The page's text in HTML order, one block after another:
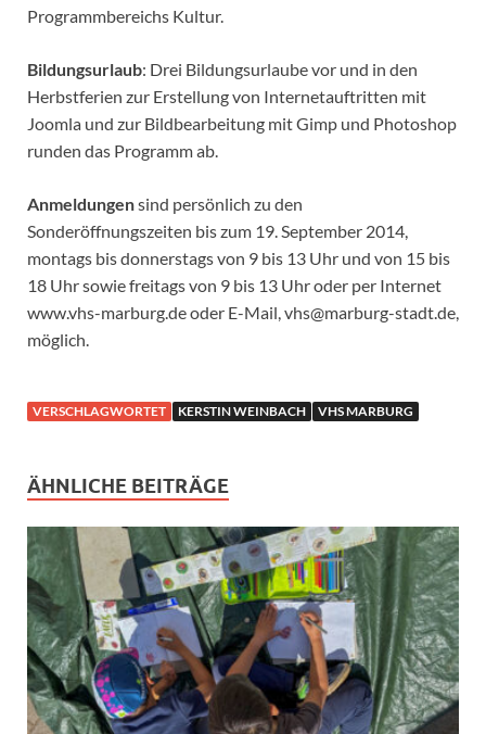
Programmbereichs Kultur.
Bildungsurlaub: Drei Bildungsurlaube vor und in den
Herbstferien zur Erstellung von Internetauftritten mit
Joomla und zur Bildbearbeitung mit Gimp und Photoshop
runden das Programm ab.
Anmeldungensind persönlich zu den
Sonderöffnungszeiten bis zum 19. September 2014,
montags bis donnerstags von 9 bis 13 Uhr und von 15 bis
18 Uhr sowie freitags von 9 bis 13 Uhr oder per Internet
www.vhs-marburg.de oder E-Mail, vhs@marburg-stadt.de,
möglich.
VERSCHLAGWORTET KERSTIN WEINBACH VHS MARBURG
ÄHNLICHE BEITRÄGE